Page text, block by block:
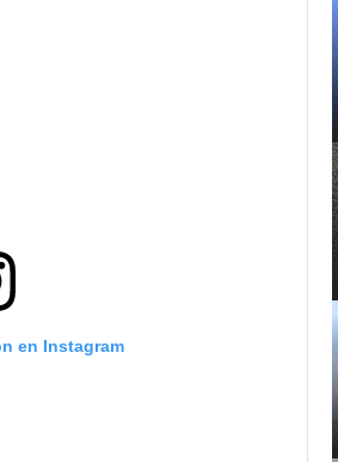
en Instagram